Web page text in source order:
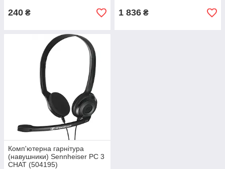
240 ₴ 1 836 ₴
Комп'ютерна гарнітура
(навушники) Sennheiser PC 3
CHAT (504195)